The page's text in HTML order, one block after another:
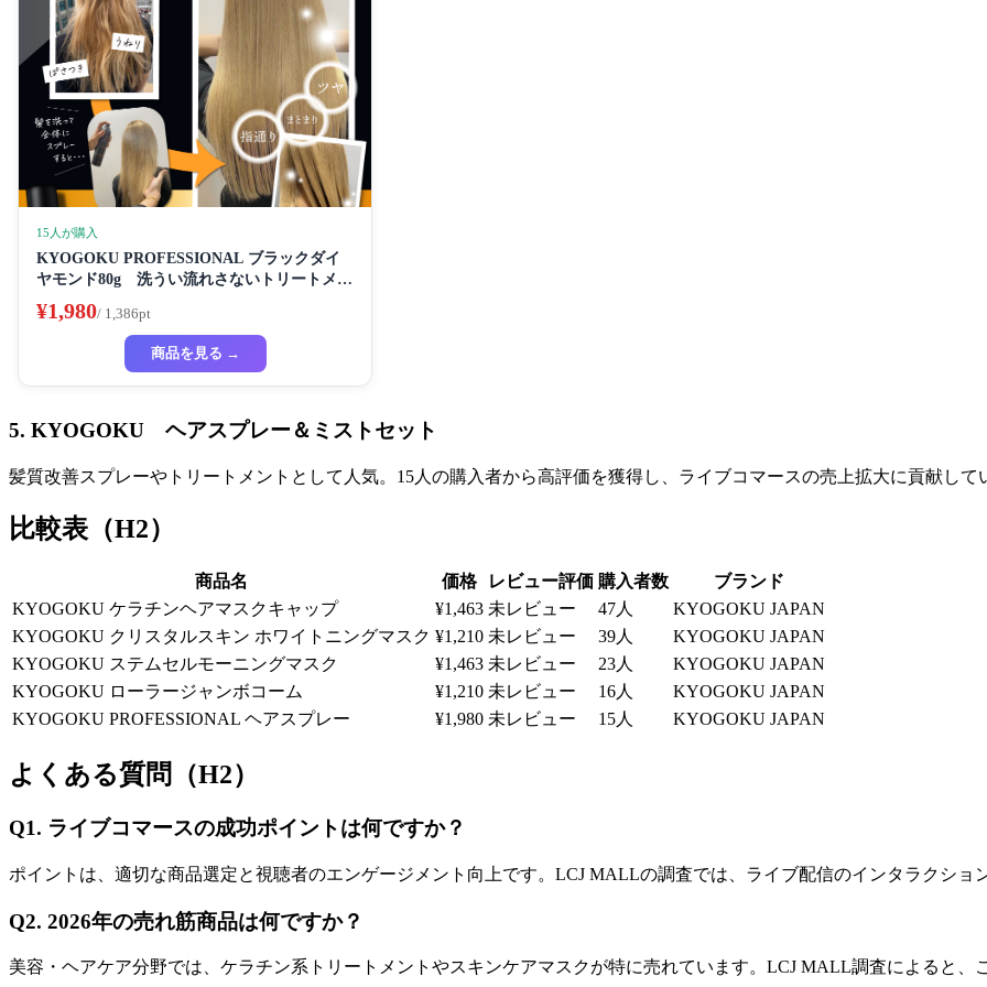
15人が購入
KYOGOKU PROFESSIONAL ブラックダイ
ヤモンド80g 洗うい流れさないトリートメン
ト ヘアスプレー アルガンオイル協力する (髪
質の改善スプレー)
¥1,980/ 1,386pt
商品を見る →
5. KYOGOKU ヘアスプレー＆ミストセット
髪質改善スプレーやトリートメントとして人気。15人の購入者から高評価を獲得し、ライブコマースの売上拡大に貢献して
比較表（H2）
商品名 価格 レビュー評価 購入者数
ブランド
KYOGOKU ケラチンヘアマスクキャップ
¥1,463 未レビュー 47人
KYOGOKU JAPAN
KYOGOKU クリスタルスキン ホワイトニングマスク ¥1,210 未レビュー 39人
KYOGOKU JAPAN
KYOGOKU ステムセルモーニングマスク
¥1,463 未レビュー 23人
KYOGOKU JAPAN
KYOGOKU ローラージャンボコーム
¥1,210 未レビュー 16人
KYOGOKU JAPAN
KYOGOKU PROFESSIONAL ヘアスプレー
¥1,980 未レビュー 15人 KYOGOKU JAPAN
よくある質問（H2）
Q1. ライブコマースの成功ポイントは何ですか？
ポイントは、適切な商品選定と視聴者のエンゲージメント向上です。LCJ MALLの調査では、ライブ配信のインタラクショ
Q2. 2026年の売れ筋商品は何ですか？
美容・ヘアケア分野では、ケラチン系トリートメントやスキンケアマスクが特に売れています。LCJ MALL調査によると